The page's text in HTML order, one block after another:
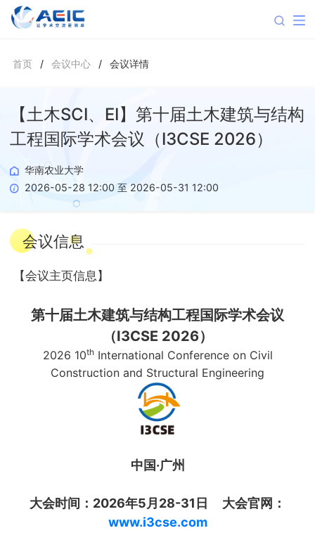
首页 / 会议中心 / 会议详情
【土木SCI、EI】第十届土木建筑与结构
工程国际学术会议（I3CSE 2026）
华南农业大学
2026-05-28 12:00 至 2026-05-31 12:00
会议信息
【会议主页信息 】
第十届土木建筑与结构工程国际学术会议
（I3CSE 2026）
2026 10thInternational Conference on Civil
Construction and Structural Engineering
中国·广州
大会时间：2026年5月28-31日 大会官网：
www.i3cse.com